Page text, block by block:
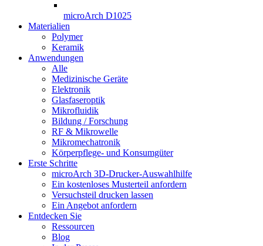
microArch D1025
Materialien
Polymer
Keramik
Anwendungen
Alle
Medizinische Geräte
Elektronik
Glasfaseroptik
Mikrofluidik
Bildung / Forschung
RF & Mikrowelle
Mikromechatronik
Körperpflege- und Konsumgüter
Erste Schritte
microArch 3D-Drucker-Auswahlhilfe
Ein kostenloses Musterteil anfordern
Versuchsteil drucken lassen
Ein Angebot anfordern
Entdecken Sie
Ressourcen
Blog